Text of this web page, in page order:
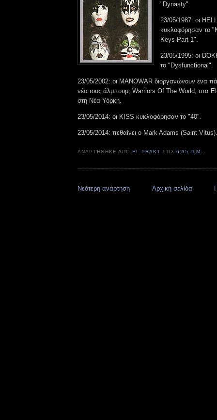
"Dynasty".
23/05/1987: οι
κυκλοφόρησαν το
Keys Part 1".
23/05/1995: οι
το "Dysfunctional".
23/05/2002: οι MANOWAR διοργανώνουν ένα
νέο τους άλμπουμ, Warriors Of The World, στα
στη Νέα Υόρκη.
23/05/2014: οι KISS κυκλοφόρησαν το "40".
23/05/2014: πεθαίνει ο Mark Adams (Saint Vitus).
ΑΝΑΡΤΉΘΗΚΕ ΑΠΌEL PRAKT ΣΤΙΣ6:35 Π.Μ.
Νεότερη ανάρτηση Αρχική σελίδα